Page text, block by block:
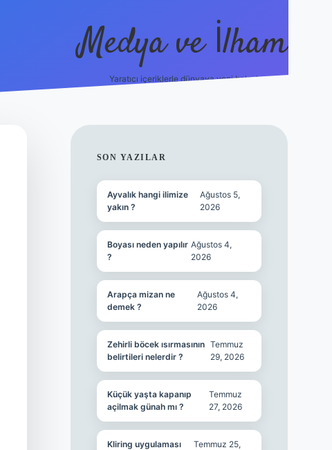
Medya ve İlham
Yaratıcı içeriklerle dünyaya yeni bakış!
SIDEBAR
SON YAZILAR
Ayvalık hangi ilimize
yakın ?
Ağustos 5,
2026
Boyası neden yapılır
?
Ağustos 4,
2026
Arapça mizan ne
demek ?
Ağustos 4,
2026
Zehirli böcek ısırmasının
belirtileri nelerdir ?
Temmuz
29, 2026
Küçük yaşta kapanıp
açilmak günah mı ?
Temmuz
27, 2026
Kliring uygulaması
Temmuz 25,
vdcasino yeni giriş